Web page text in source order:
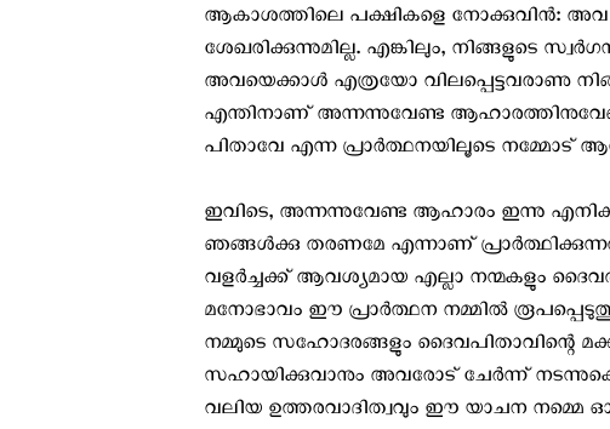
ആകാശത്തിലെ പക്ഷികളെ നോക്കുവിന്‍: അവ
ശേഖരിക്കുന്നുമില്ല. എങ്കിലും, നിങ്ങളുടെ
അവയെക്കാള്‍ എത്രയോ വിലപ്പെട്ടവരാണു
എന്തിനാണ് അന്നന്നുവേണ്ട
പിതാവേ എന്ന പ്രാർത്ഥനയിലൂടെ നമ്മോട്
ഇവിടെ, അന്നന്നുവേണ്ട ആഹാരം ഇന്നു
ഞങ്ങൾക്കു തരണമേ എന്നാണ്
വളർച്ചക്ക് ആവശ്യമായ എല്ലാ നന്മകളും
മനോഭാവം ഈ പ്രാർത്ഥന നമ്മിൽ
നമ്മുടെ സഹോദരങ്ങളും ദൈവപിതാവിന്റെ
സഹായിക്കുവാനും അവരോട് ചേർന്ന്
വലിയ ഉത്തരവാദിത്വവും ഈ യാചന നമ്മെ